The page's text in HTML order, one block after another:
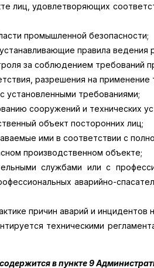
лиц, удовлетворяющих
промышленной безопасности;
правила ведения
за соблюдением требований
разрешения на
установленными требованиями;
сооружений и технических
объект посторонних лиц;
ими в соответствии с
производственном объекте;
службами или с
аварийно-
причин аварий и
техническими
в пункте 9